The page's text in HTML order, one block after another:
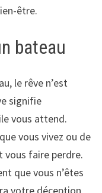
être.
bateau
le rêve n’est
signifie
vous attend.
vous vivez ou de
vous faire perdre.
que vous n’êtes